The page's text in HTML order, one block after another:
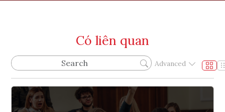
Có liên quan
Advanced